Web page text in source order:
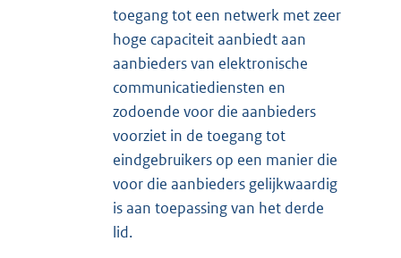
toegang tot een netwerk met zeer
hoge capaciteit aanbiedt aan
aanbieders van elektronische
communicatiediensten en
zodoende voor die aanbieders
voorziet in de toegang tot
eindgebruikers op een manier die
voor die aanbieders gelijkwaardig
is aan toepassing van het derde
lid.